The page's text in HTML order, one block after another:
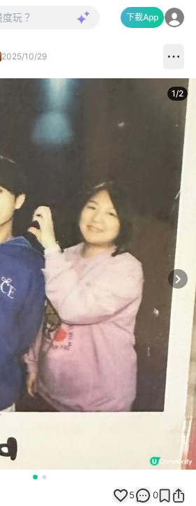
下載App
2025/10/29
1/2
5 0